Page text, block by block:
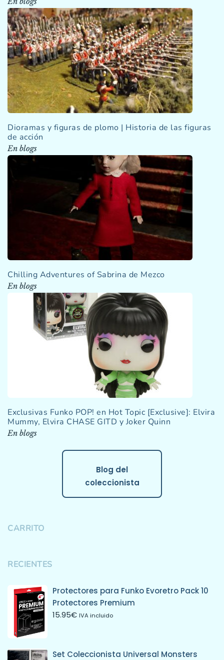
Dioramas y figuras de plomo | Historia de las figuras
de acción
En blogs
Chilling Adventures of Sabrina de Mezco
En blogs
Exclusivas Funko POP! en Hot Topic [Exclusive]: Elvira
Mummy, Elvira CHASE GITD y Joker Quinn
En blogs
Blog del
coleccionista
CARRITO
RECIENTES
Protectores para Funko Evoretro Pack 10
Protectores Premium
15.95€ IVA incluido
Set Coleccionista Universal Monsters